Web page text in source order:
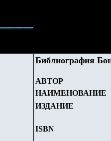
Библиография
АВТОР
НАИМЕНОВАНИЕ
ИЗДАНИЕ
ISBN